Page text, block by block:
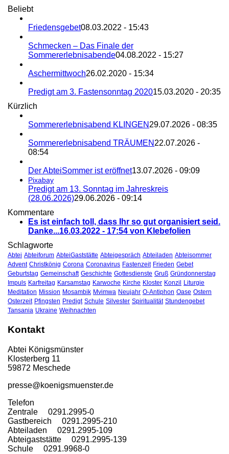
Beliebt
Friedensgebet08.03.2022 - 15:43
Schmecken – Das Finale der
Sommererlebnisabende04.08.2022 - 15:27
Aschermittwoch26.02.2020 - 15:34
Predigt am 3. Fastensonntag 202015.03.2020 - 20:35
Kürzlich
Sommererlebnisabend KLINGEN 29.07.2026 - 08:35
Sommererlebnisabend TRÄUMEN 22.07.2026 -
08:54
Der AbteiSommer ist eröffnet13.07.2026 - 09:09
Pixabay
Predigt am 13. Sonntag im Jahreskreis
(28.06.2026)29.06.2026 - 09:14
Kommentare
Es ist einfach toll, dass Ihr so gut organisiert seid.
Danke...16.03.2022 - 17:54 von Klebefolien
Schlagworte
Abtei Abteiforum AbteiGaststätte Abteigespräch Abteiladen Abteisommer
Advent Christkönig Corona Coronavirus Fastenzeit Frieden Gebet
Geburtstag Gemeinschaft Geschichte Gottesdienste Gruß Gründonnerstag
Impuls Karfreitag Karsamstag Karwoche Kirche Kloster Konzil
Liturgie
Meditation Mission Mosambik Mvimwa Neujahr O-Antiphon Oase Ostern
Osterzeit Pfingsten Predigt Schule Silvester Spiritualität Stundengebet
Tansania Ukraine Weihnachten
Kontakt
Abtei Königsmünster
Klosterberg 11
59872 Meschede
presse@koenigsmuenster.de
Telefon
Zentrale 0291.2995-0
Gastbereich 0291.2995-210
Abteiladen 0291.2995-109
Abteigaststätte 0291.2995-139
Schule 0291.9968-0